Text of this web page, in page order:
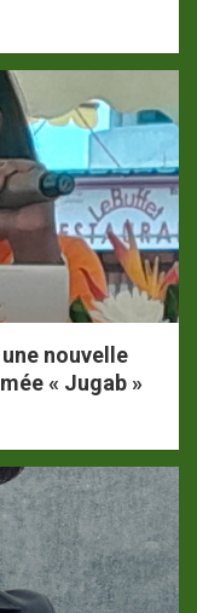
nouvelle
« Jugab »